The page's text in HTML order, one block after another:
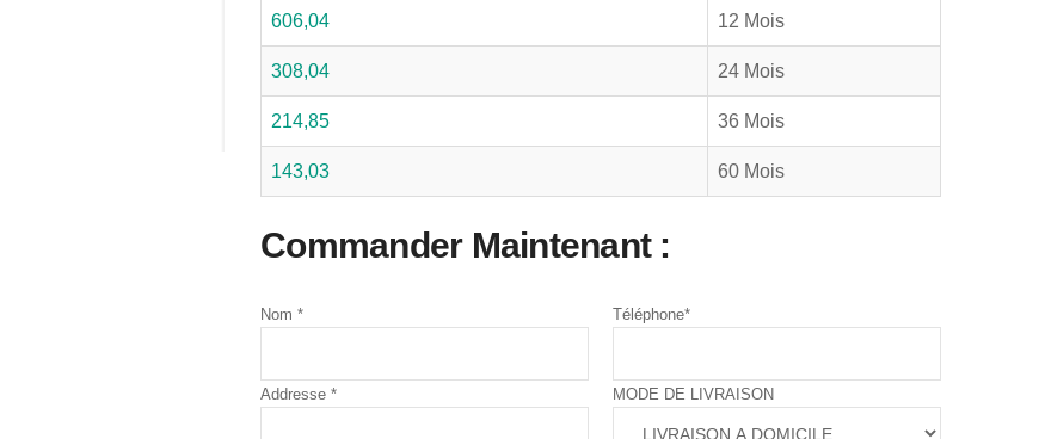
606,04 12 Mois
308,04 24 Mois
214,85 36 Mois
143,03 60 Mois
Commander Maintenant :
Nom * Téléphone*
Addresse * MODE DE LIVRAISON